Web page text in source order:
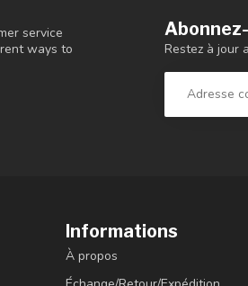
service
ways to
Restez à jour
Informations
À propos